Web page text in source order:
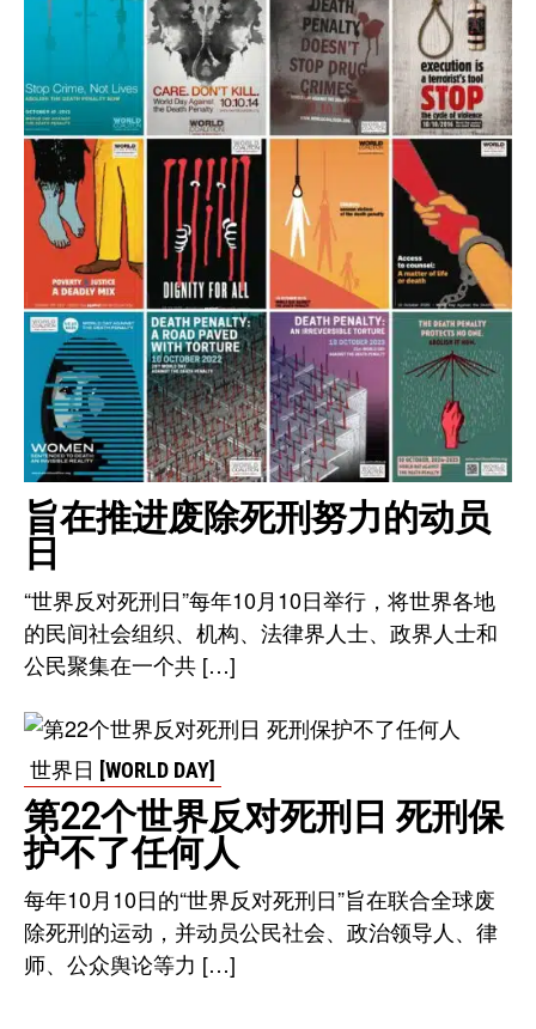
旨在推进废除死刑努力的动员
日
“世界反对死刑日”每年10月10日举行，将世界各地
的民间社会组织、机构、法律界人士、政界人士和
公民聚集在一个共 […]
世界日 [WORLD DAY]
第22个世界反对死刑日 死刑保
护不了任何人
每年10月10日的“世界反对死刑日”旨在联合全球废
除死刑的运动，并动员公民社会、政治领导人、律
师、公众舆论等力 […]